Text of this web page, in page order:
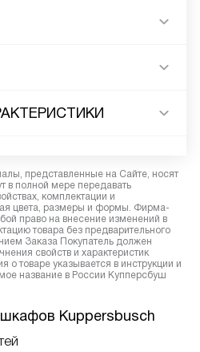
представленные на Сайте, носят
в полной мере передавать
комплектации и
цвета, размеры и формы. Фирма-
право на внесение изменений в
товара без предварительного
Заказа Покупатель должен
свойств и характеристик
товаре указывается в инструкции и
название в России Купперсбуш
Kuppersbusch